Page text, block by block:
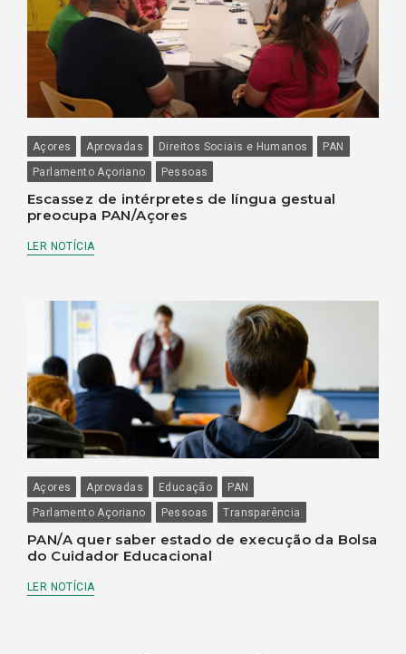
Açores Aprovadas Direitos Sociais e Humanos
PAN
Parlamento Açoriano
Pessoas
Escassez de intérpretes de língua gestual
preocupa PAN/Açores
LER NOTÍCIA
Açores Aprovadas Educação
PAN
Parlamento Açoriano
Pessoas Transparência
PAN/A quer saber estado de execução da Bolsa
do Cuidador Educacional
LER NOTÍCIA